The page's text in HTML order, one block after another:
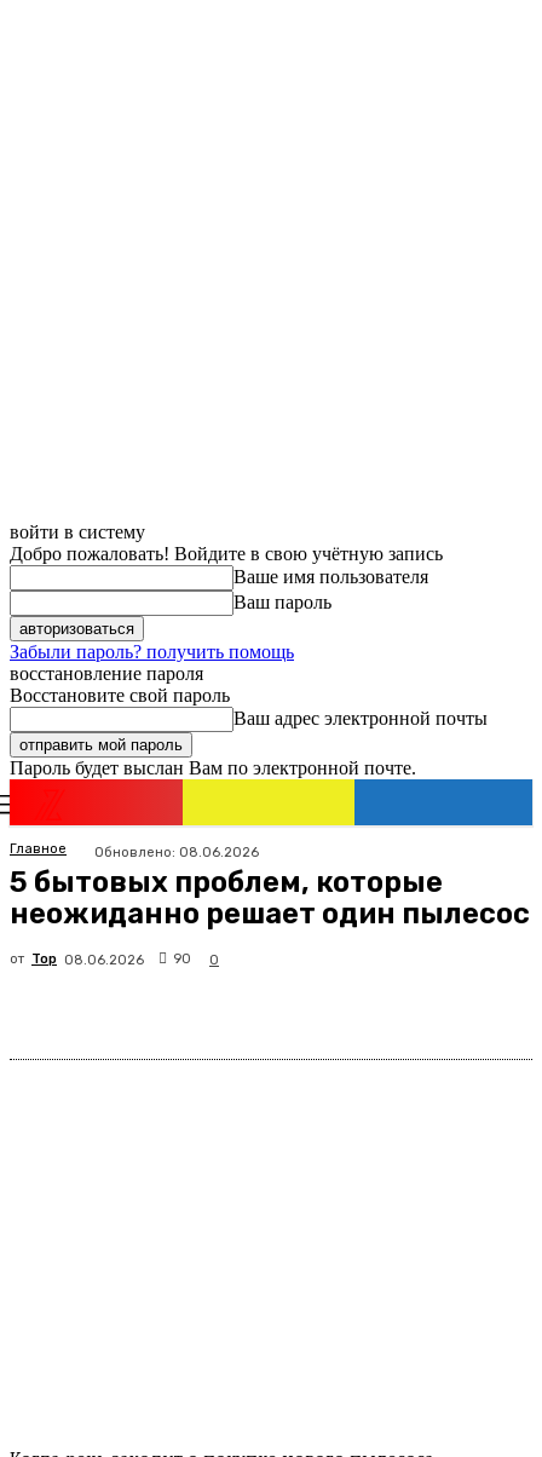
войти в систему
Добро пожаловать! Войдите в свою учётную запись
Ваше имя пользователя
Ваш пароль
Забыли пароль? получить помощь
восстановление пароля
Восстановите свой пароль
Ваш адрес электронной почты
Пароль будет выслан Вам по электронной почте.
Главное Обновлено: 08.06.2026
5 бытовых проблем, которые
неожиданно решает один пылесос
от Top 08.06.2026 90 0